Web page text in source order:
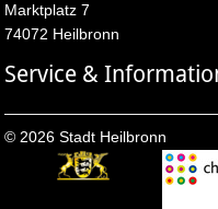
Marktplatz 7
74072 Heilbronn
Service &
© 2026 Stadt Heilbronn